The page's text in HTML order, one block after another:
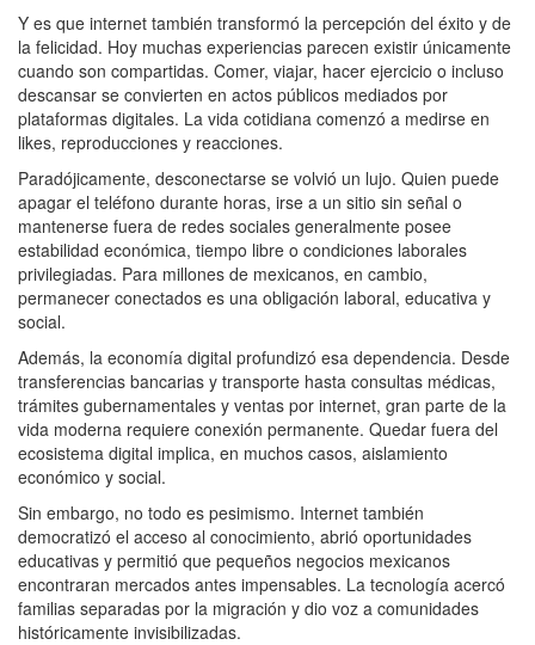
Y es que internet también transformó la percepción del éxito y de
la felicidad. Hoy muchas experiencias parecen existir únicamente
cuando son compartidas. Comer, viajar, hacer ejercicio o incluso
descansar se convierten en actos públicos mediados por
plataformas digitales. La vida cotidiana comenzó a medirse en
likes, reproducciones y reacciones.
Paradójicamente, desconectarse se volvió un lujo. Quien puede
apagar el teléfono durante horas, irse a un sitio sin señal o
mantenerse fuera de redes sociales generalmente posee
estabilidad económica, tiempo libre o condiciones laborales
privilegiadas. Para millones de mexicanos, en cambio,
permanecer conectados es una obligación laboral, educativa y
social.
Además, la economía digital profundizó esa dependencia. Desde
transferencias bancarias y transporte hasta consultas médicas,
trámites gubernamentales y ventas por internet, gran parte de la
vida moderna requiere conexión permanente. Quedar fuera del
ecosistema digital implica, en muchos casos, aislamiento
económico y social.
Sin embargo, no todo es pesimismo. Internet también
democratizó el acceso al conocimiento, abrió oportunidades
educativas y permitió que pequeños negocios mexicanos
encontraran mercados antes impensables. La tecnología acercó
familias separadas por la migración y dio voz a comunidades
históricamente invisibilizadas.